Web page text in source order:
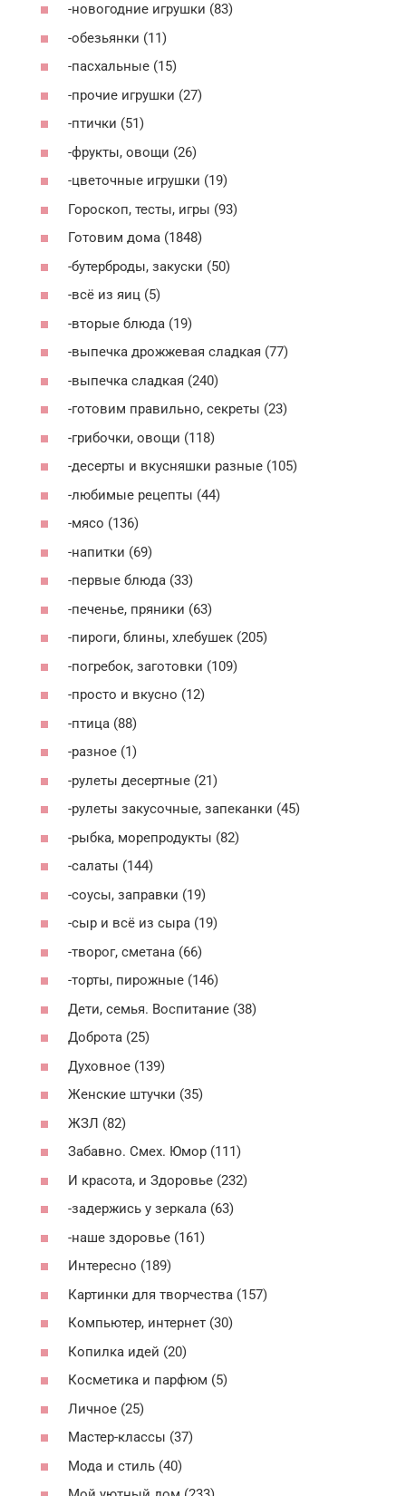
-новогодние игрушки (83)
-обезьянки (11)
-пасхальные (15)
-прочие игрушки (27)
-птички (51)
-фрукты, овощи (26)
-цветочные игрушки (19)
Гороскоп, тесты, игры (93)
Готовим дома (1848)
-бутерброды, закуски (50)
-всё из яиц (5)
-вторые блюда (19)
-выпечка дрожжевая сладкая (77)
-выпечка сладкая (240)
-готовим правильно, секреты (23)
-грибочки, овощи (118)
-десерты и вкусняшки разные (105)
-любимые рецепты (44)
-мясо (136)
-напитки (69)
-первые блюда (33)
-печенье, пряники (63)
-пироги, блины, хлебушек (205)
-погребок, заготовки (109)
-просто и вкусно (12)
-птица (88)
-разное (1)
-рулеты десертные (21)
-рулеты закусочные, запеканки (45)
-рыбка, морепродукты (82)
-салаты (144)
-соусы, заправки (19)
-сыр и всё из сыра (19)
-творог, сметана (66)
-торты, пирожные (146)
Дети, семья. Воспитание (38)
Доброта (25)
Духовное (139)
Женские штучки (35)
ЖЗЛ (82)
Забавно. Смех. Юмор (111)
И красота, и Здоровье (232)
-задержись у зеркала (63)
-наше здоровье (161)
Интересно (189)
Картинки для творчества (157)
Компьютер, интернет (30)
Копилка идей (20)
Косметика и парфюм (5)
Личное (25)
Мастер-классы (37)
Мода и стиль (40)